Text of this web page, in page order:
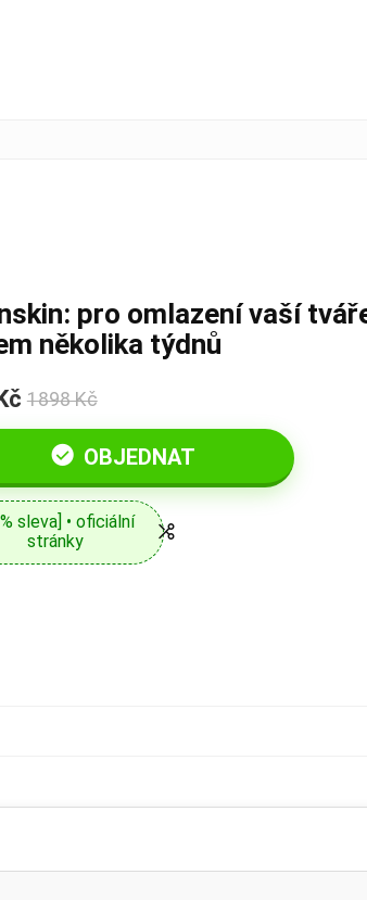
pro omlazení vaší
několika týdnů
1898 Kč
OBJEDNAT
sleva] • oficiální
stránky